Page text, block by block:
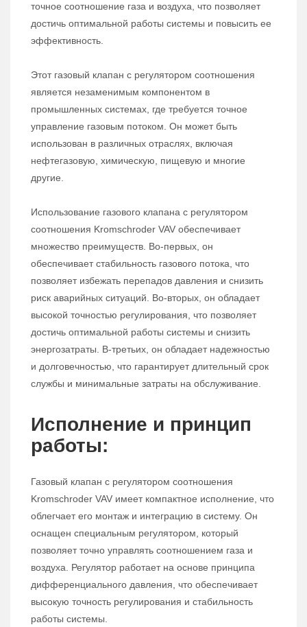
точное соотношение газа и воздуха, что позволяет
достичь оптимальной работы системы и повысить ее
эффективность.
Этот газовый клапан с регулятором соотношения
является незаменимым компонентом в
промышленных системах, где требуется точное
управление газовым потоком. Он может быть
использован в различных отраслях, включая
нефтегазовую, химическую, пищевую и многие
другие.
Использование газового клапана с регулятором
соотношения Kromschroder VAV обеспечивает
множество преимуществ. Во-первых, он
обеспечивает стабильность газового потока, что
позволяет избежать перепадов давления и снизить
риск аварийных ситуаций. Во-вторых, он обладает
высокой точностью регулирования, что позволяет
достичь оптимальной работы системы и снизить
энергозатраты. В-третьих, он обладает надежностью
и долговечностью, что гарантирует длительный срок
службы и минимальные затраты на обслуживание.
Исполнение и принцип
работы:
Газовый клапан с регулятором соотношения
Kromschroder VAV имеет компактное исполнение, что
облегчает его монтаж и интеграцию в систему. Он
оснащен специальным регулятором, который
позволяет точно управлять соотношением газа и
воздуха. Регулятор работает на основе принципа
дифференциального давления, что обеспечивает
высокую точность регулирования и стабильность
работы системы.